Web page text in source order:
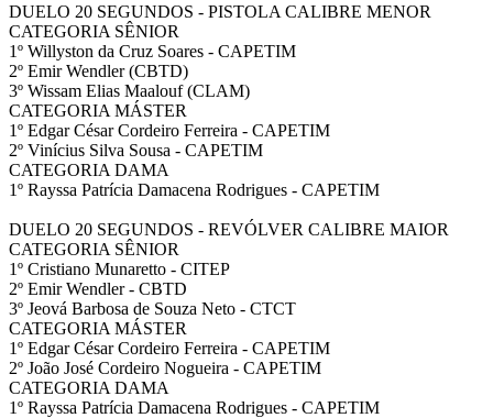
DUELO 20 SEGUNDOS - PISTOLA CALIBRE MENOR
CATEGORIA SÊNIOR
1º Willyston da Cruz Soares - CAPETIM
2º Emir Wendler (CBTD)
3º Wissam Elias Maalouf (CLAM)
CATEGORIA MÁSTER
1º Edgar César Cordeiro Ferreira - CAPETIM
2º Vinícius Silva Sousa - CAPETIM
CATEGORIA DAMA
1º Rayssa Patrícia Damacena Rodrigues - CAPETIM
DUELO 20 SEGUNDOS - REVÓLVER CALIBRE MAIOR
CATEGORIA SÊNIOR
1º Cristiano Munaretto - CITEP
2º Emir Wendler - CBTD
3º Jeová Barbosa de Souza Neto - CTCT
CATEGORIA MÁSTER
1º Edgar César Cordeiro Ferreira - CAPETIM
2º João José Cordeiro Nogueira - CAPETIM
CATEGORIA DAMA
1º Rayssa Patrícia Damacena Rodrigues - CAPETIM